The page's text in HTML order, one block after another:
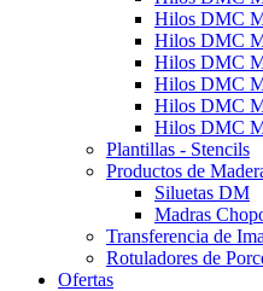
Hilos DMC
Hilos DMC
Hilos DMC
Hilos DMC
Hilos DMC
Hilos DMC
Plantillas - Stencils
Productos de
Siluetas DM
Madras
Transferencia de
Rotuladores de
Ofertas